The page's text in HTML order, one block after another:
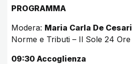
PROGRAMMA
Modera: Maria Carla De Cesari
Norme e Tributi – Il Sole 24 Ore
09:30 Accoglienza